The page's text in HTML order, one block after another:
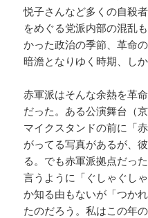
悦子さんなど多くの自殺
をめぐる党派内部の混乱
かった政治の季節、革命
暗澹となりゆく時期、し
赤軍派はそんな余熱を革
だった。ある公演舞台（
マイクスタンドの前に「
がってる写真があるが、
る。でも赤軍派拠点だっ
言うように「ぐしゃぐし
か知る由もないが「つか
たのだろう。私はこの年